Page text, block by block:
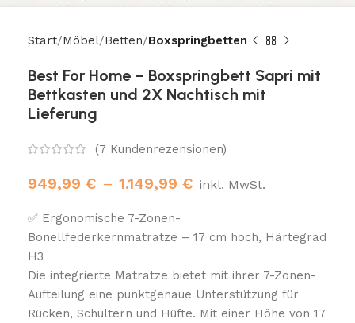
Start Möbel Betten Boxspringbetten
Best For Home – Boxspringbett Sapri mit
Bettkasten und 2X Nachtisch mit
Lieferung
(7 Kundenrezensionen)
949,99 € – 1.149,99 € inkl. MwSt.
✅ Ergonomische 7-Zonen-
Bonellfederkernmatratze – 17 cm hoch, Härtegrad
H3
Die integrierte Matratze bietet mit ihrer 7-Zonen-
Aufteilung eine punktgenaue Unterstützung für
Rücken, Schultern und Hüfte. Mit einer Höhe von 17